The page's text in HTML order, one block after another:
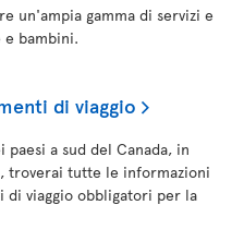
un'ampia gamma di servizi e
bambini.
di viaggio
a sud del Canada, in
troverai tutte le informazioni
di viaggio obbligatori per la